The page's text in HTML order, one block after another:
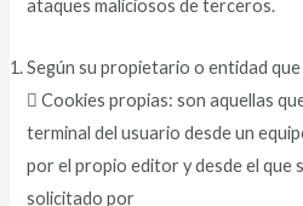
ataques maliciosos de terceros.
Según su propietario o entidad
 Cookies propias: son aquellas
terminal del usuario desde un
por el propio editor y desde el que
solicitado por